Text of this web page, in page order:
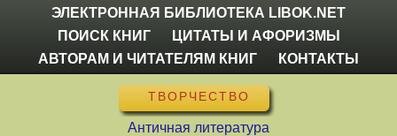
ЭЛЕКТРОННАЯ БИБЛИОТЕКА LIBOK.NET
ПОИСК КНИГ
ЦИТАТЫ И АФОРИЗМЫ
АВТОРАМ И ЧИТАТЕЛЯМ КНИГ
КОНТАКТЫ
ТВОРЧЕСТВО
Античная литература